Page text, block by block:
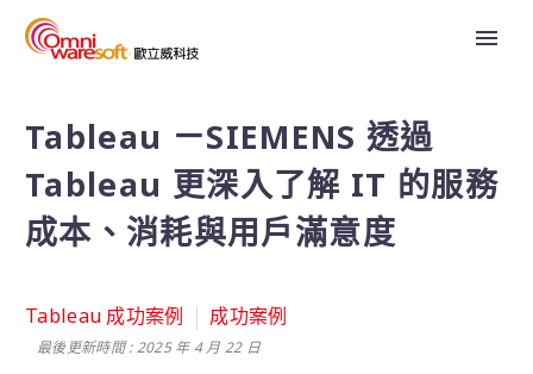
Tableau ㄧSIEMENS 透過
Tableau 更深入了解 IT 的服務
成本、消耗與用戶滿意度
Tableau 成功案例 成功案例
最後更新時間 : 2025 年 4 月 22 日